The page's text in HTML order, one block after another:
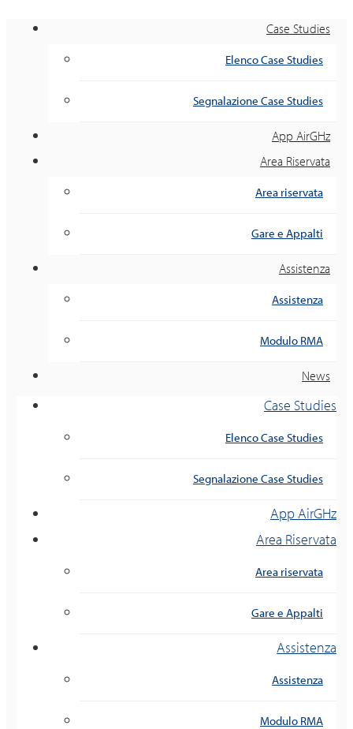
Case Studies
Elenco Case Studies
Segnalazione Case Studies
App AirGHz
Area Riservata
Area riservata
Gare e Appalti
Assistenza
Assistenza
Modulo RMA
News
Case Studies
Elenco Case Studies
Segnalazione Case Studies
App AirGHz
Area Riservata
Area riservata
Gare e Appalti
Assistenza
Assistenza
Modulo RMA